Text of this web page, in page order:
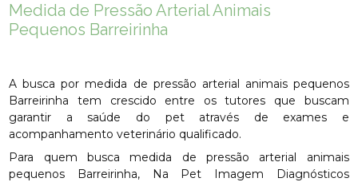
Medida de Pressão Arterial Animais
Pequenos Barreirinha
A busca por medida de pressão arterial animais pequenos
Barreirinha tem crescido entre os tutores que buscam
garantir a saúde do pet através de exames e
acompanhamento veterinário qualificado.
Para quem busca medida de pressão arterial animais
pequenos Barreirinha, Na Pet Imagem Diagnósticos